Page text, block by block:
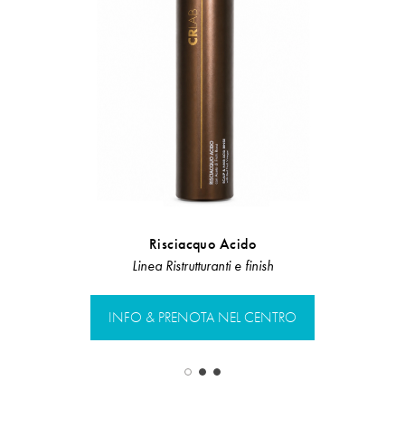
Risciacquo Acido
Linea Ristrutturanti e finish
INFO & PRENOTA NEL CENTRO